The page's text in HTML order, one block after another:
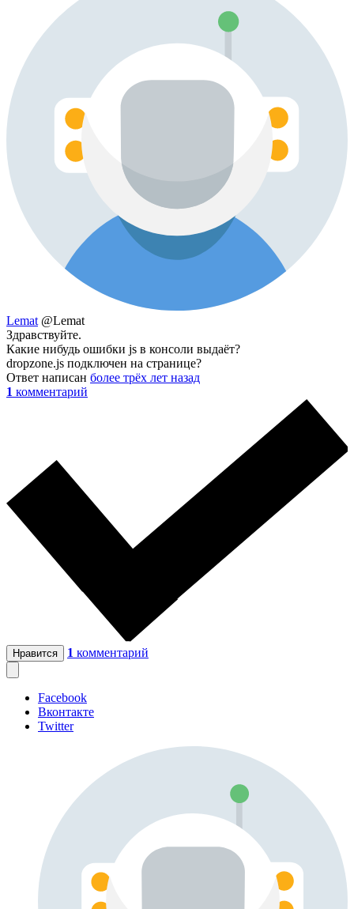
Lemat @Lemat
Здравствуйте.
Какие нибудь ошибки js в консоли выдаёт?
dropzone.js подключен на странице?
Ответ написан более трёх лет назад
1 комментарий
Нравится 1 комментарий
Facebook
Вконтакте
Twitter